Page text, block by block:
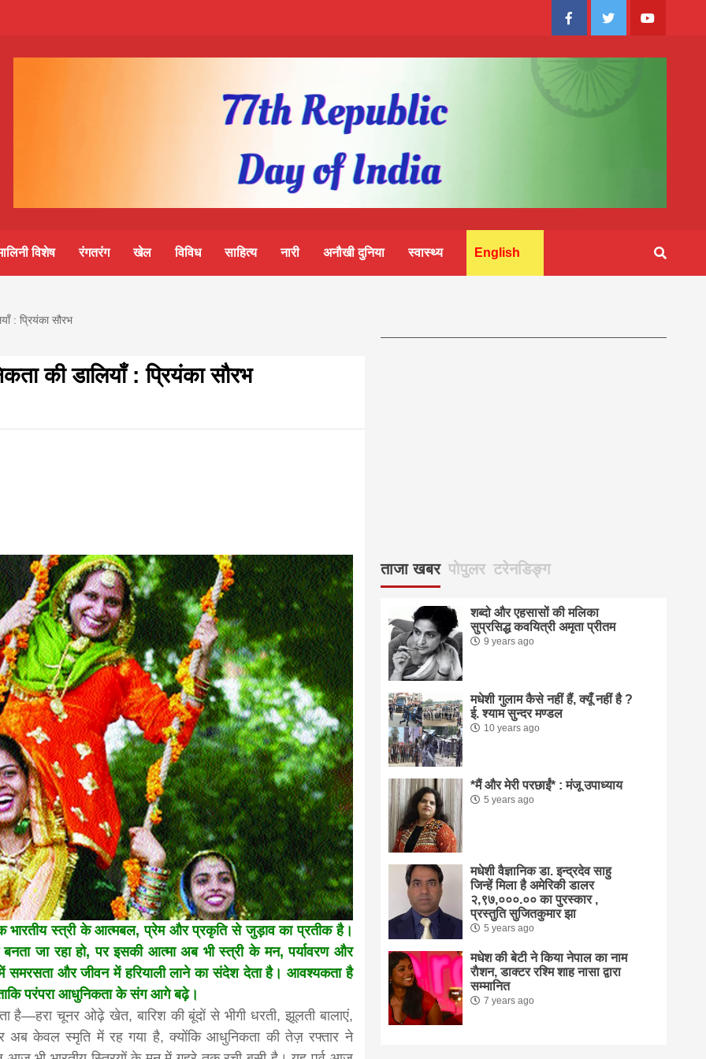
FacebookTwitter Youtube
विशेष रंगतरंग खेल विविध साहित्य नारी अनौखी दुनिया स्वास्थ्य English
: प्रियंका सौरभ
की डालियाँ : प्रियंका सौरभ
भारतीय स्त्री के आत्मबल, प्रेम और प्रकृति से जुड़ाव का प्रतीक है।
जा रहा हो, पर इसकी आत्मा अब भी स्त्री के मन, पर्यावरण और
समरसता और जीवन में हरियाली लाने का संदेश देता है। आवश्यकता है
परंपरा आधुनिकता के संग आगे बढ़े।
है—हरा चूनर ओढ़े खेत, बारिश की बूंदों से भीगी धरती, झूलती बालाएं,
अब केवल स्मृति में रह गया है, क्योंकि आधुनिकता की तेज़ रफ्तार ने
ताजा खबर पोपुलर टरेनडिङ्ग
शब्दो और एहसासों की मलिका
सुप्रसिद्ध कवयित्री अमृता प्रीतम
9 years ago
मधेशी गुलाम कैसे नहीं हैं, क्यूँ नहीं है ?
ई. श्याम सुन्दर मण्डल
10 years ago
*मैं और मेरी परछाईं* : मंजू उपाध्याय
5 years ago
मधेशी वैज्ञानिक डा. इन्द्रदेव साहु
जिन्हें मिला है अमेरिकी डालर
२,९७,०००.०० का पुरस्कार ,
प्रस्तुति सुजितकुमार झा
5 years ago
मधेश की बेटी ने किया नेपाल का नाम
राैशन, डाक्टर रश्मि शाह नासा द्वारा
सम्मानित
7 years ago